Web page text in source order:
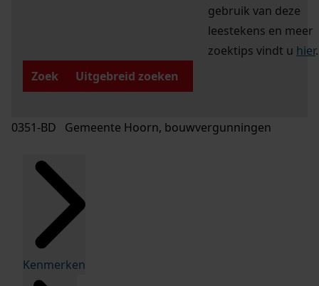
gebruik van deze
leestekens en meer
zoektips vindt u hier.
Zoek
Uitgebreid zoeken
0351-BD Gemeente Hoorn, bouwvergunningen
Kenmerken